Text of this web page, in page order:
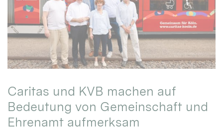
Caritas und KVB machen auf
Bedeutung von Gemeinschaft und
Ehrenamt aufmerksam